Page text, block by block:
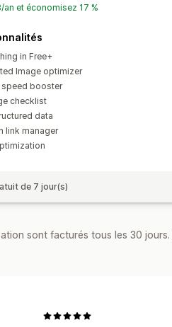
Analyses de mots-clés
et économisez 17 %
in Free+
Image optimizer
speed booster
checklist
data
link manager
de 7 jour(s)
sont facturés tous les 30 jours.